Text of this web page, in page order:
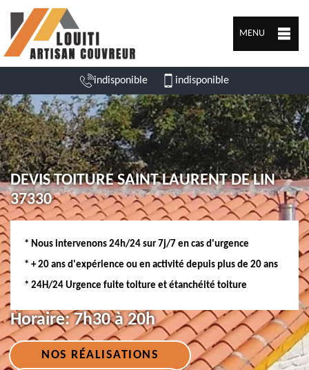
MENU
indisponible indisponible
DEVIS TOITURE SAINT LAURENT DE LIN
37330
* Nous intervenons 24h/24 sur 7j/7 en cas d'urgence
* + 20 ans d'expérience ou en activité depuis plus de 20 ans
* 24H/24 Urgence fuite toiture et étanchéité toiture
Horaire:7h30 à 20h
NOS RÉALISATIONS